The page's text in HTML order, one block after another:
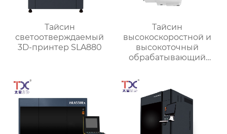
Тайсин
светоотверждаемый
3D-принтер SLA880
Тайсин
высокоскоростной и
высокоточный
обрабатывающий
деталей TX-V8